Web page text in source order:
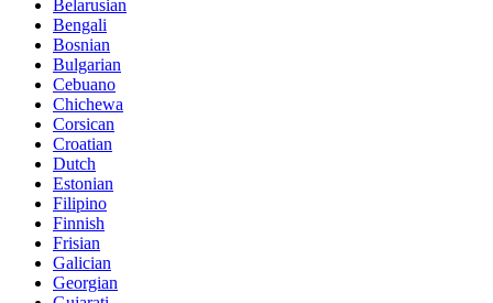
Belarusian
Bengali
Bosnian
Bulgarian
Cebuano
Chichewa
Corsican
Croatian
Dutch
Estonian
Filipino
Finnish
Frisian
Galician
Georgian